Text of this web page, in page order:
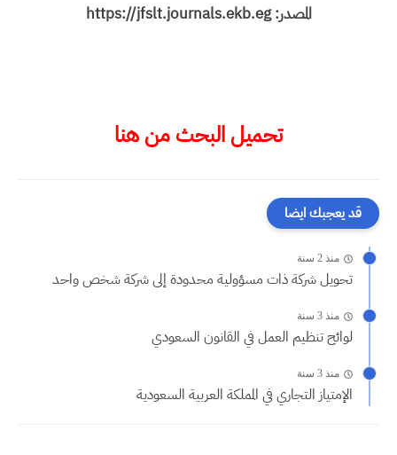
المصدر: https://jfslt.journals.ekb.eg
تحميل البحث من هنا
قد يعجبك ايضا
منذ 2 سنة
تحويل شركة ذات مسؤولية محدودة إلى شركة شخص واحد
منذ 3 سنة
لوائح تنظيم العمل في القانون السعودي
منذ 3 سنة
الإمتياز التجاري في المملكة العربية السعودية